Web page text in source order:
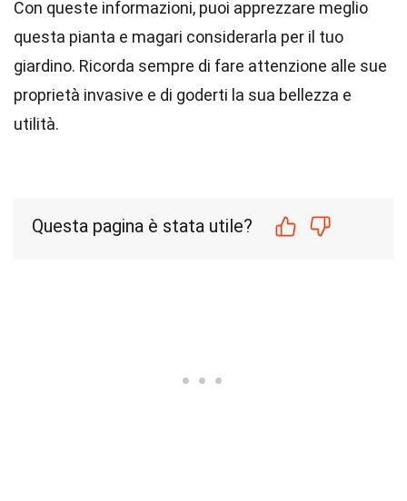
Con queste informazioni, puoi apprezzare meglio
questa pianta e magari considerarla per il tuo
giardino. Ricorda sempre di fare attenzione alle sue
proprietà invasive e di goderti la sua bellezza e
utilità.
Questa pagina è stata utile?